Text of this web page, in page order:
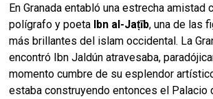
En Granada entabló una estrecha amistad
polígrafo y poeta Ibn al-Jaṭīb, una de las
más brillantes del islam occidental. La
encontró Ibn Jaldún atravesaba,
momento cumbre de su esplendor
estaba construyendo entonces el Palacio